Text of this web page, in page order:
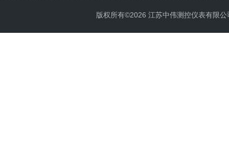
版权所有©2026 江苏中伟测控仪表有限